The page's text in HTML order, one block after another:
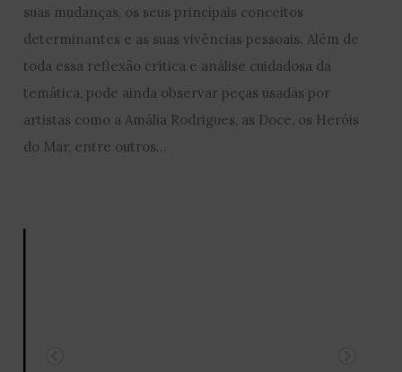
suas mudanças, os seus principais conceitos
determinantes e as suas vivências pessoais. Além de
toda essa reflexão crítica e análise cuidadosa da
temática, pode ainda observar peças usadas por
artistas como a Amália Rodrigues, as Doce, os Heróis
do Mar, entre outros…